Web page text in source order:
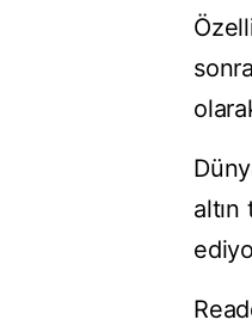
altın